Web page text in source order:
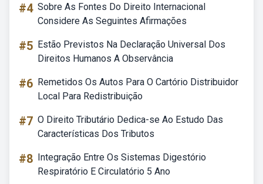
#4 Sobre As Fontes Do Direito Internacional
Considere As Seguintes Afirmações
#5 Estão Previstos Na Declaração Universal Dos
Direitos Humanos A Observância
#6 Remetidos Os Autos Para O Cartório Distribuidor
Local Para Redistribuição
#7 O Direito Tributário Dedica-se Ao Estudo Das
Características Dos Tributos
#8 Integração Entre Os Sistemas Digestório
Respiratório E Circulatório 5 Ano